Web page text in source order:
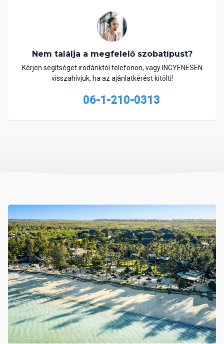
Nem találja a megfelelő szobatípust?
Kérjen segítséget irodánktól telefonon, vagy INGYENESEN
visszahívjuk, ha az ajánlatkérést kitölti!
06-1-210-0313